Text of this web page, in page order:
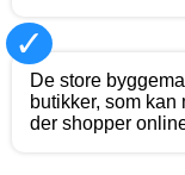
✓
De store
butikker, som
der shopper